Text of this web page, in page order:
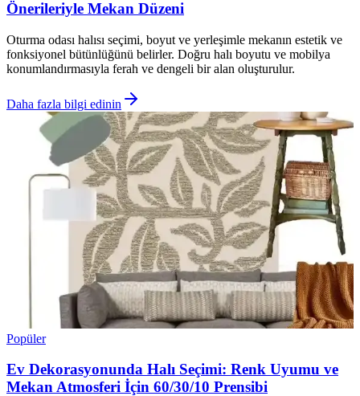
Önerileriyle Mekan Düzeni
Oturma odası halısı seçimi, boyut ve yerleşimle mekanın estetik ve
fonksiyonel bütünlüğünü belirler. Doğru halı boyutu ve mobilya
konumlandırmasıyla ferah ve dengeli bir alan oluşturulur.
Daha fazla bilgi edinin
Popüler
Ev Dekorasyonunda Halı Seçimi: Renk Uyumu ve
Mekan Atmosferi İçin 60/30/10 Prensibi